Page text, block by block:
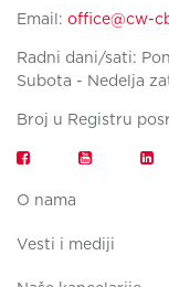
Email: office@cw-
Radni dani/sati:
Subota - Nedelja
Broj u Registru
O nama
Vesti i mediji